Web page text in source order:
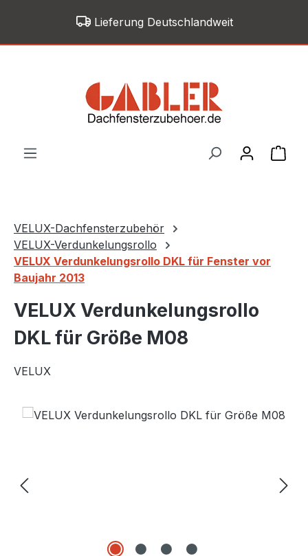
Zum Hauptinhalt springenLieferung Deutschlandweit
VELUX-Dachfensterzubehör
VELUX-Verdunkelungsrollo
VELUX Verdunkelungsrollo DKL für Fenster vor
Baujahr 2013
VELUX Verdunkelungsrollo
DKL für Größe M08
VELUX
Bildergalerie überspringen